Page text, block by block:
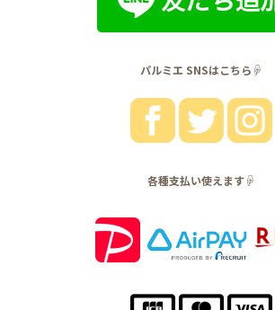
パルミエ SNSはこちら☟
各種支払い使えます☟